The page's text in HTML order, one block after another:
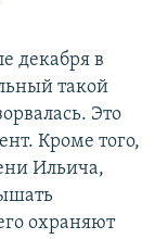
декабря в
такой
Это
Кроме того,
Ильича,
охраняют